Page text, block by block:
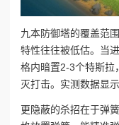
九本防御塔的覆盖范
特性往往被低估。当
格内暗置2-3个特斯拉
灭打击。实测数据显
更隐蔽的杀招在于弹